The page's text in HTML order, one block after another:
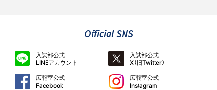
Official SNS
入試部公式
LINEアカウント
入試部公式
X（旧Twitter）
広報室公式
Facebook
広報室公式
Instagram